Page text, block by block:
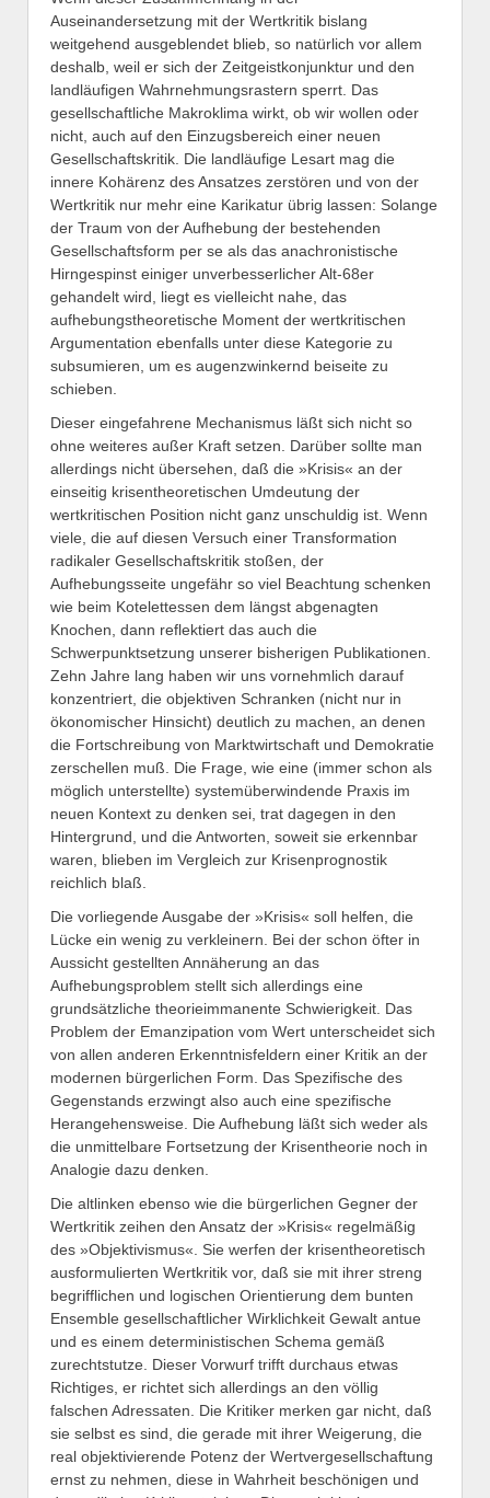
Auseinandersetzung mit der Wertkritik bislang
weitgehend ausgeblendet blieb, so natürlich vor allem
deshalb, weil er sich der Zeitgeistkonjunktur und den
landläufigen Wahrnehmungsrastern sperrt. Das
gesellschaftliche Makroklima wirkt, ob wir wollen oder
nicht, auch auf den Einzugsbereich einer neuen
Gesellschaftskritik. Die landläufige Lesart mag die
innere Kohärenz des Ansatzes zerstören und von der
Wertkritik nur mehr eine Karikatur übrig lassen: Solange
der Traum von der Aufhebung der bestehenden
Gesellschaftsform per se als das anachronistische
Hirngespinst einiger unverbesserlicher Alt-68er
gehandelt wird, liegt es vielleicht nahe, das
aufhebungstheoretische Moment der wertkritischen
Argumentation ebenfalls unter diese Kategorie zu
subsumieren, um es augenzwinkernd beiseite zu
schieben.
Dieser eingefahrene Mechanismus läßt sich nicht so
ohne weiteres außer Kraft setzen. Darüber sollte man
allerdings nicht übersehen, daß die »Krisis« an der
einseitig krisentheoretischen Umdeutung der
wertkritischen Position nicht ganz unschuldig ist. Wenn
viele, die auf diesen Versuch einer Transformation
radikaler Gesellschaftskritik stoßen, der
Aufhebungsseite ungefähr so viel Beachtung schenken
wie beim Kotelettessen dem längst abgenagten
Knochen, dann reflektiert das auch die
Schwerpunktsetzung unserer bisherigen Publikationen.
Zehn Jahre lang haben wir uns vornehmlich darauf
konzentriert, die objektiven Schranken (nicht nur in
ökonomischer Hinsicht) deutlich zu machen, an denen
die Fortschreibung von Marktwirtschaft und Demokratie
zerschellen muß. Die Frage, wie eine (immer schon als
möglich unterstellte) systemüberwindende Praxis im
neuen Kontext zu denken sei, trat dagegen in den
Hintergrund, und die Antworten, soweit sie erkennbar
waren, blieben im Vergleich zur Krisenprognostik
reichlich blaß.
Die vorliegende Ausgabe der »Krisis« soll helfen, die
Lücke ein wenig zu verkleinern. Bei der schon öfter in
Aussicht gestellten Annäherung an das
Aufhebungsproblem stellt sich allerdings eine
grundsätzliche theorieimmanente Schwierigkeit. Das
Problem der Emanzipation vom Wert unterscheidet sich
von allen anderen Erkenntnisfeldern einer Kritik an der
modernen bürgerlichen Form. Das Spezifische des
Gegenstands erzwingt also auch eine spezifische
Herangehensweise. Die Aufhebung läßt sich weder als
die unmittelbare Fortsetzung der Krisentheorie noch in
Analogie dazu denken.
Die altlinken ebenso wie die bürgerlichen Gegner der
Wertkritik zeihen den Ansatz der »Krisis« regelmäßig
des »Objektivismus«. Sie werfen der krisentheoretisch
ausformulierten Wertkritik vor, daß sie mit ihrer streng
begrifflichen und logischen Orientierung dem bunten
Ensemble gesellschaftlicher Wirklichkeit Gewalt antue
und es einem deterministischen Schema gemäß
zurechtstutze. Dieser Vorwurf trifft durchaus etwas
Richtiges, er richtet sich allerdings an den völlig
falschen Adressaten. Die Kritiker merken gar nicht, daß
sie selbst es sind, die gerade mit ihrer Weigerung, die
real objektivierende Potenz der Wertvergesellschaftung
ernst zu nehmen, diese in Wahrheit beschönigen und